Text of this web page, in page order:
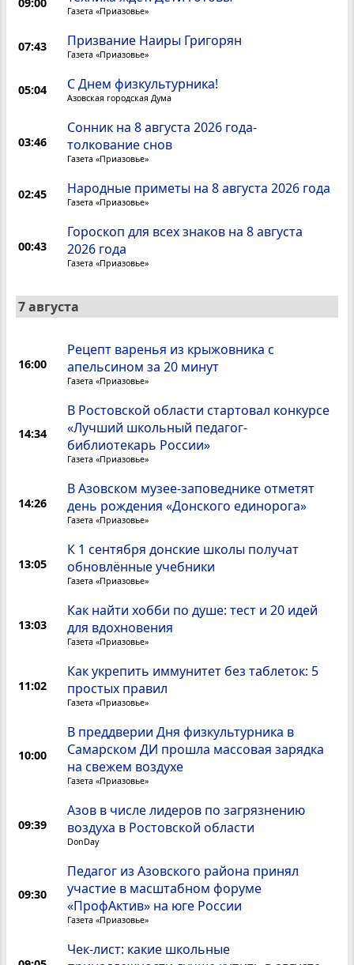
Газета «Приазовье»
07:43 Призвание Наиры Григорян
Газета «Приазовье»
05:04 C Днем физкультурника!
Азовская городская Дума
03:46
Сонник на 8 августа 2026 года-
толкование снов
Газета «Приазовье»
02:45 Народные приметы на 8 августа 2026 года
Газета «Приазовье»
00:43
Гороскоп для всех знаков на 8 августа
2026 года
Газета «Приазовье»
7 августа
16:00
Рецепт варенья из крыжовника с
апельсином за 20 минут
Газета «Приазовье»
14:34
В Ростовской области стартовал конкурсе
«Лучший школьный педагог-
библиотекарь России»
Газета «Приазовье»
14:26
В Азовском музее-заповеднике отметят
день рождения «Донского единорога»
Газета «Приазовье»
13:05
К 1 сентября донские школы получат
обновлённые учебники
Газета «Приазовье»
13:03
Как найти хобби по душе: тест и 20 идей
для вдохновения
Газета «Приазовье»
11:02
Как укрепить иммунитет без таблеток: 5
простых правил
Газета «Приазовье»
10:00
В преддверии Дня физкультурника в
Самарском ДИ прошла массовая зарядка
на свежем воздухе
Газета «Приазовье»
09:39
Азов в числе лидеров по загрязнению
воздуха в Ростовской области
DonDay
09:30
Педагог из Азовского района принял
участие в масштабном форуме
«ПрофАктив» на юге России
Газета «Приазовье»
Чек-лист: какие школьные